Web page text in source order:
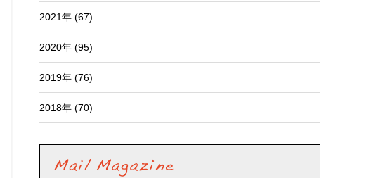
2021年 (67)
2020年 (95)
2019年 (76)
2018年 (70)